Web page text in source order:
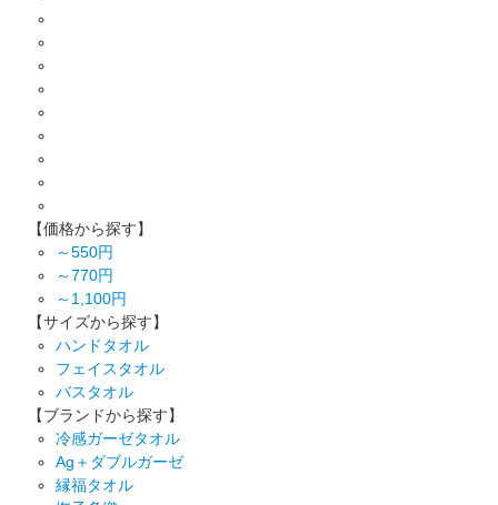
【価格から探す】
～550円
～770円
～1,100円
【サイズから探す】
ハンドタオル
フェイスタオル
バスタオル
【ブランドから探す】
冷感ガーゼタオル
Ag＋ダブルガーゼ
縁福タオル